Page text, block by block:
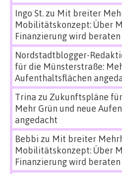
Ingo St.zu Mit breiter
Mobilitätskonzept: Über
Finanzierung wird beraten
Nordstadtblogger-
für die Münsterstraße:
Aufenthaltsflächen
Trina zu Zukunftspläne
Mehr Grün und neue
angedacht
Bebbi zu Mit breiter
Mobilitätskonzept: Über
Finanzierung wird beraten